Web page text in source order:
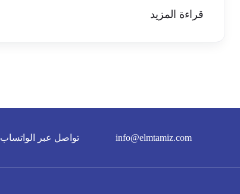
قراءة المزيد
info@elmtamiz.com تواصل عبر الواتساب